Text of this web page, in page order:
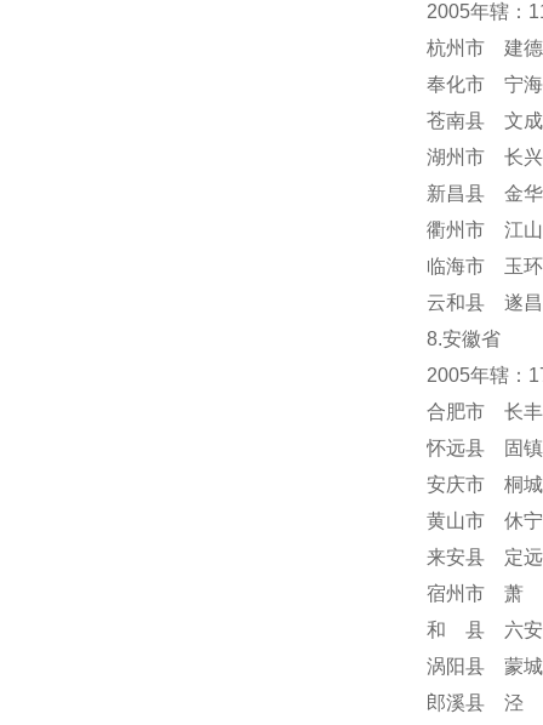
2005年辖：
杭州市 建
奉化市 宁
苍南县 文
湖州市 长
新昌县 金
衢州市 江
临海市 玉
云和县 遂
8.安徽省
2005年辖：
合肥市 长
怀远县 固
安庆市 桐
黄山市 休
来安县 定
宿州市 萧
和 县 六
涡阳县 蒙
郎溪县 泾